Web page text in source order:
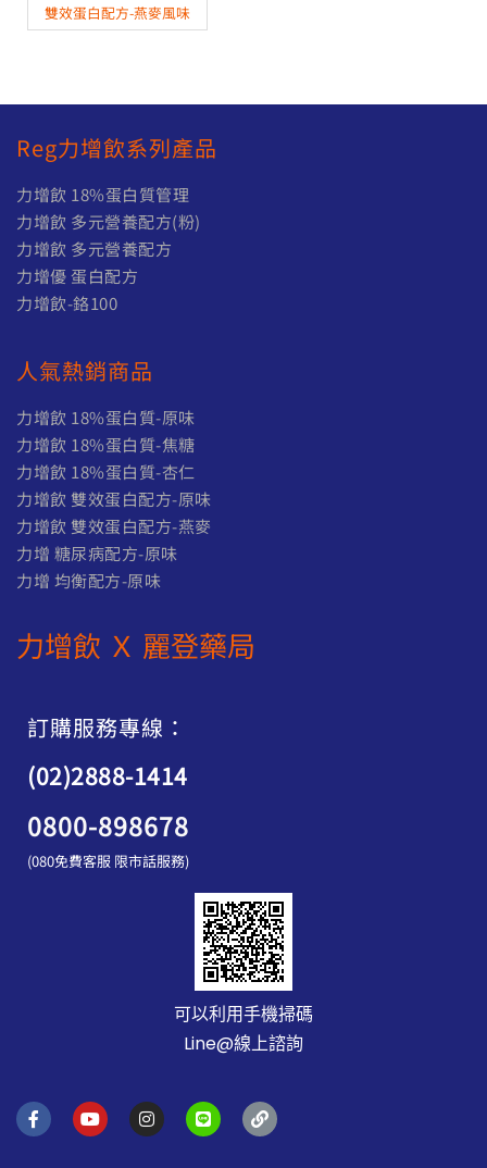
雙效蛋白配方-燕麥風味
Reg力增飲系列產品
力增飲 18%蛋白質管理
力增飲 多元營養配方(粉)
力增飲 多元營養配方
力增優 蛋白配方
力增飲-鉻100
人氣熱銷商品
力增飲 18%蛋白質-原味
力增飲 18%蛋白質-焦糖
力增飲 18%蛋白質-杏仁
力增飲 雙效蛋白配方-原味
力增飲 雙效蛋白配方-燕麥
力增 糖尿病配方-原味
力增 均衡配方-原味
力增飲 Ｘ 麗登藥局
訂購服務專線：
(02)2888-1414
0800-898678
(080免費客服 限市話服務)
可以利用手機掃碼
Line@線上諮詢
F
a
c
Y
o
u
I
n
s
L
i
n
L
i
n